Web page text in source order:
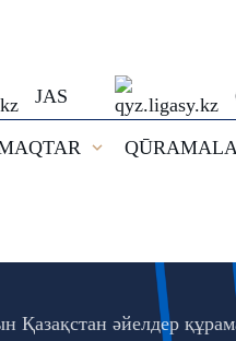
JAS
Қазақстан әйелдер